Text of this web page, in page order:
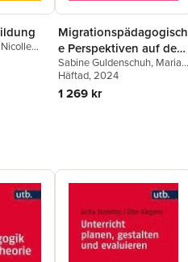
Nicolle
Migrationspädagogisch
e Perspektiven auf den
erst-/herkunfts-/mutter-
sprachlichen Unterricht
Sabine Guldenschuh, Maria
Weichselbaum
Assimina Gouma
Häftad, 2024
1 269 kr